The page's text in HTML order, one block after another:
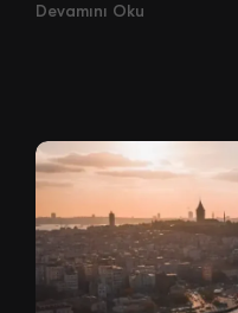
Devamını Oku